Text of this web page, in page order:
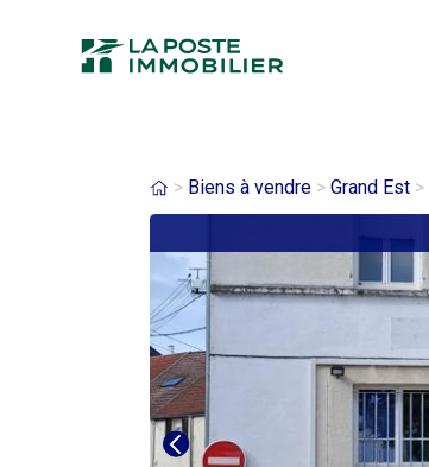
Fil
d'Ariane
Biens à vendre Grand Est